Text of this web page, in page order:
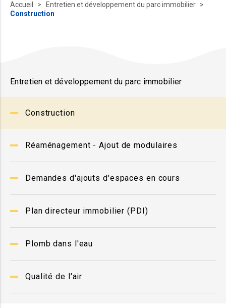
Entretien et développement du parc immobilier
Construction
Réaménagement - Ajout de modulaires
Demandes d'ajouts d'espaces en cours
Plan directeur immobilier (PDI)
Plomb dans l'eau
Qualité de l'air
Accueil
Entretien et développement du parc immobilier
Construction